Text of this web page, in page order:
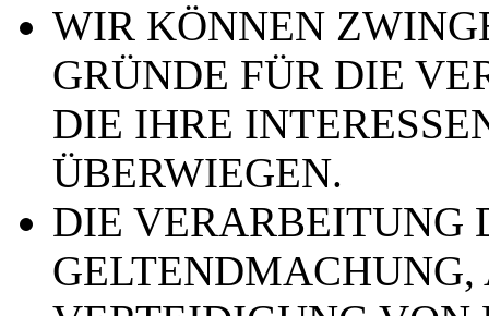
WIR KÖNNEN
GRÜNDE FÜR DIE
DIE IHRE
ÜBERWIEGEN.
DIE VERARBEITUNG